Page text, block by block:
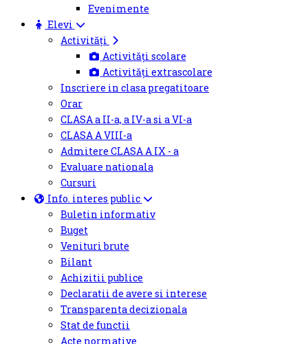
Evenimente
Elevi
Activități
Activități scolare
Activități extrascolare
Inscriere in clasa pregatitoare
Orar
CLASA a II-a, a IV-a si a VI-a
CLASA A VIII-a
Admitere CLASA A IX - a
Evaluare nationala
Cursuri
Info. interes public
Buletin informativ
Buget
Venituri brute
Bilant
Achizitii publice
Declaratii de avere si interese
Transparenta decizionala
Stat de functii
Acte normative